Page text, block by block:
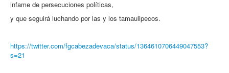
infame de persecuciones políticas,
y que seguirá luchando por las y los tamaulipecos.
https://twitter.com/fgcabezadevaca/status/1364610706449047553?
s=21